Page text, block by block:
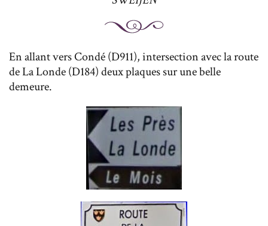
En allant vers Condé (D911), intersection avec la route
de La Londe (D184) deux plaques sur une belle
demeure.